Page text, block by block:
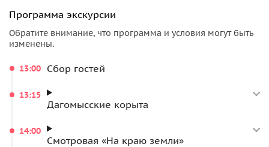
Программа экскурсии
Обратите внимание, что программа и условия могут быть
изменены.
13:00 Сбор гостей
13:15
Дагомысские корыта
14:00
Смотровая «На краю земли»